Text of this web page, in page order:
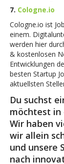
7. Cologne.io
Cologne.io ist
einem.
werden hier
& kostenlosen
Entwicklungen
besten Startup
aktuellsten
Du suchst
möchtest in
Wir haben
wir allein
und unsere
nach